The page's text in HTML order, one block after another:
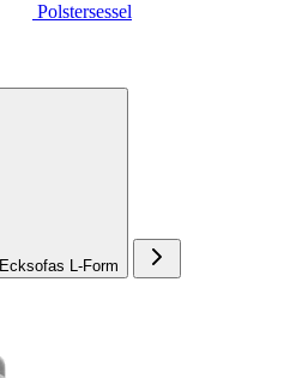
Polstersessel
Ecksofas L-Form